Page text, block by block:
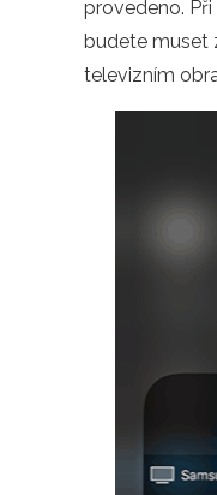
provedeno.
budete muset
televizním